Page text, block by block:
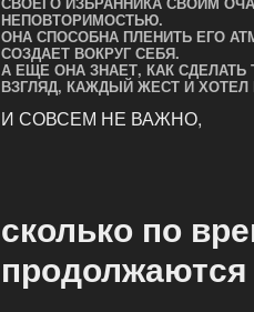
НЕПОВТОРИМОСТЬЮ.
ОНА СПОСОБНА ПЛЕНИТЬ ЕГО
СОЗДАЕТ ВОКРУГ СЕБЯ.
А ЕЩЕ ОНА ЗНАЕТ, КАК
ВЗГЛЯД, КАЖДЫЙ ЖЕСТ И
И СОВСЕМ НЕ ВАЖНО,
сколько по